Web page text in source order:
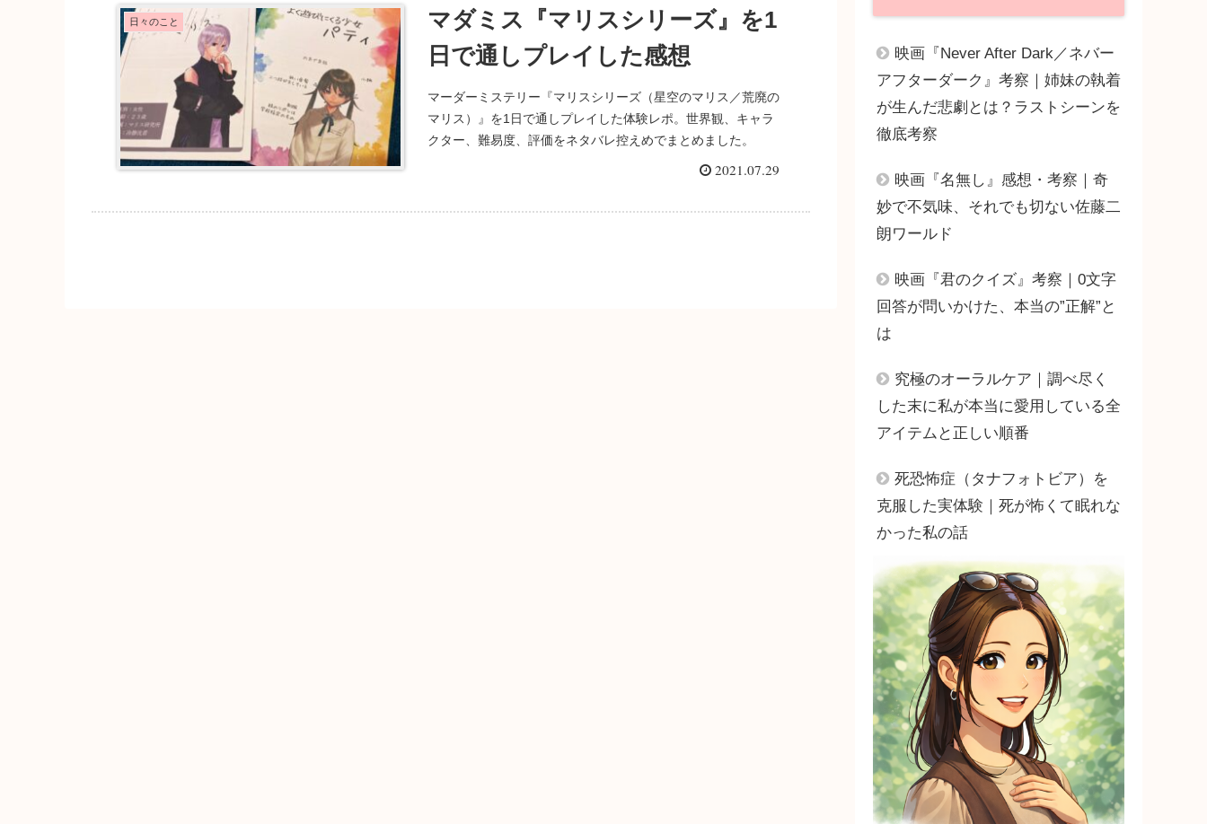
日々のこと
マダミス『マリスシリーズ』を1
日で通しプレイした感想
マーダーミステリー『マリスシリーズ（星空のマリス／荒廃の
マリス）』を1日で通しプレイした体験レポ。世界観、キャラ
クター、難易度、評価をネタバレ控えめでまとめました。
2021.07.29
映画『Never After Dark／ネバー
アフターダーク』考察｜姉妹の執着
が生んだ悲劇とは？ラストシーンを
徹底考察
映画『名無し』感想・考察｜奇
妙で不気味、それでも切ない佐藤二
朗ワールド
映画『君のクイズ』考察｜0文字
回答が問いかけた、本当の”正解”と
は
究極のオーラルケア｜調べ尽く
した末に私が本当に愛用している全
アイテムと正しい順番
死恐怖症（タナフォトビア）を
克服した実体験｜死が怖くて眠れな
かった私の話